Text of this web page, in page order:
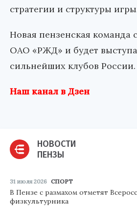
стратегии и структуры
Новая пензенская команда
ОАО «РЖД» и будет
сильнейших клубов России.
Наш канал в Дзен
НОВОСТИ
ПЕНЗЫ
31 июля 2026 СПОРТ
В Пензе с размахом отметят
физкультурника